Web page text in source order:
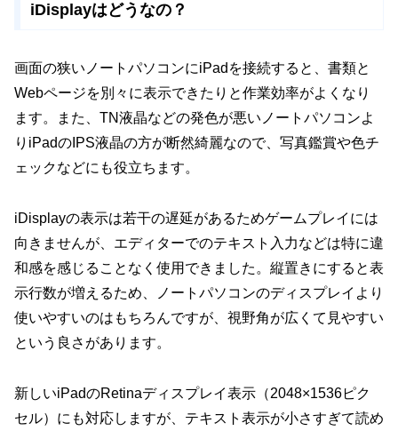
iDisplayはどうなの？
画面の狭いノートパソコンにiPadを接続すると、書類と
Webページを別々に表示できたりと作業効率がよくなり
ます。また、TN液晶などの発色が悪いノートパソコンよ
りiPadのIPS液晶の方が断然綺麗なので、写真鑑賞や色チ
ェックなどにも役立ちます。
iDisplayの表示は若干の遅延があるためゲームプレイには
向きませんが、エディターでのテキスト入力などは特に違
和感を感じることなく使用できました。縦置きにすると表
示行数が増えるため、ノートパソコンのディスプレイより
使いやすいのはもちろんですが、視野角が広くて見やすい
という良さがあります。
新しいiPadのRetinaディスプレイ表示（2048×1536ピク
セル）にも対応しますが、テキスト表示が小さすぎて読め